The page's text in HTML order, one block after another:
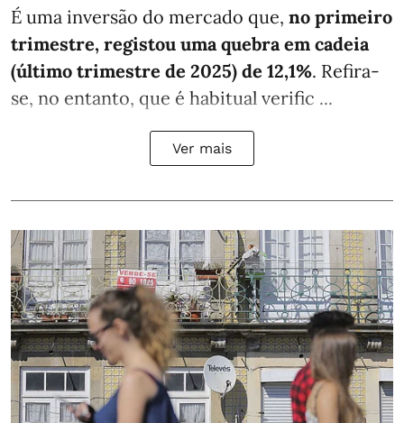
É uma inversão do mercado que, no primeiro
trimestre, registou uma quebra em cadeia
(último trimestre de 2025) de 12,1%. Refira-
se, no entanto, que é habitual verific ...
Ver mais